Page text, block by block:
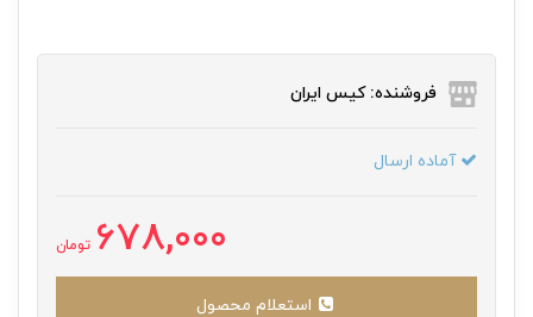
فروشنده: کیس ایران
آماده ارسال
678,000 تومان